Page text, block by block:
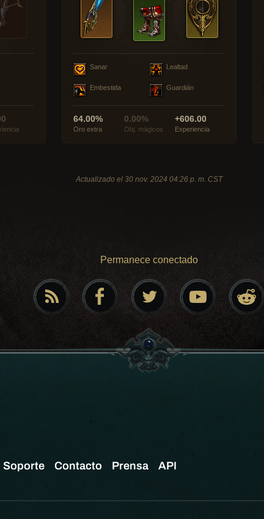
Sanar Lealtad
Embestida Guardián
64.00%
Oro extra
0.00%
Obj. mágicos
+606.00
Experiencia
Actualizado el 30 nov. 2024 04:26 p. m. CST
Permanece conectado